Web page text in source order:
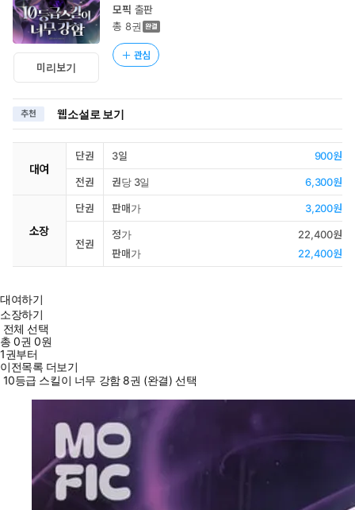
미리보기
모픽 출판
총 8권
관심
추천 웹소설로 보기
대여
단권 3일 900원
전권 권당 3일 6,300원
소장
단권 판매가 3,200원
전권
정가
22,400원
판매가
22,400원
대여하기
소장하기
전체 선택
총0권 0원
1권부터
이전목록 더보기
10등급 스킬이 너무 강함 8권 (완결) 선택